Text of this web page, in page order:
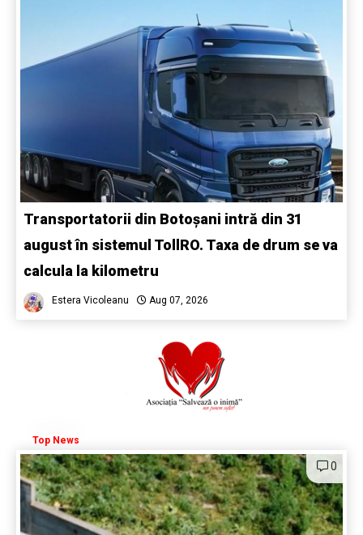
Transportatorii din Botoșani intră din 31
august în sistemul TollRO. Taxa de drum se va
calcula la kilometru
Estera Vicoleanu Aug 07, 2026
Top News
0